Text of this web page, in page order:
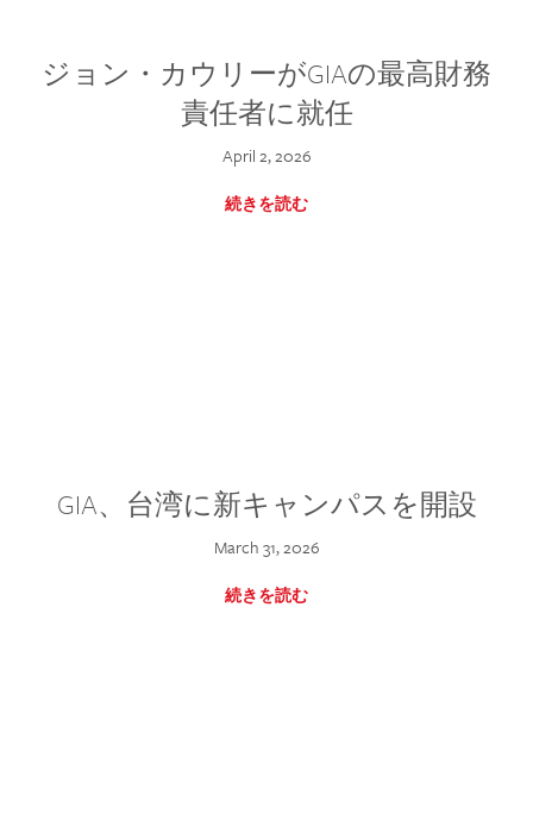
ジョン・カウリーがGIAの最高財務
責任者に就任
April 2, 2026
続きを読む
GIA、台湾に新キャンパスを開設
March 31, 2026
続きを読む